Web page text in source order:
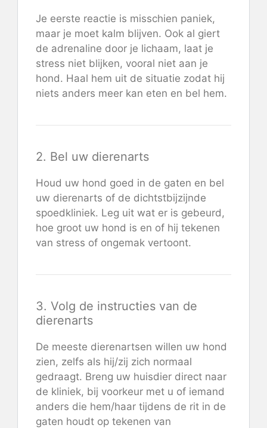
Je eerste reactie is misschien paniek,
maar je moet kalm blijven. Ook al giert
de adrenaline door je lichaam, laat je
stress niet blijken, vooral niet aan je
hond. Haal hem uit de situatie zodat hij
niets anders meer kan eten en bel hem.
2. Bel uw dierenarts
Houd uw hond goed in de gaten en bel
uw dierenarts of de dichtstbijzijnde
spoedkliniek. Leg uit wat er is gebeurd,
hoe groot uw hond is en of hij tekenen
van stress of ongemak vertoont.
3. Volg de instructies van de
dierenarts
De meeste dierenartsen willen uw hond
zien, zelfs als hij/zij zich normaal
gedraagt. Breng uw huisdier direct naar
de kliniek, bij voorkeur met u of iemand
anders die hem/haar tijdens de rit in de
gaten houdt op tekenen van